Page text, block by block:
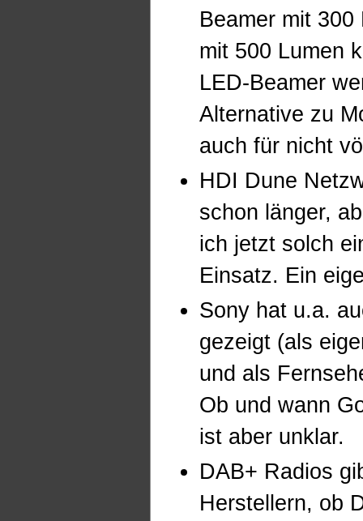
Beamer mit
mit 500 Lumen
LED-Beamer
Alternative zu
auch für nicht
HDI Dune
schon länger,
ich jetzt solch
Einsatz. Ein
Sony hat u.a.
gezeigt (als
und als
Ob und wann
ist aber unklar.
DAB+ Radios
Herstellern, ob